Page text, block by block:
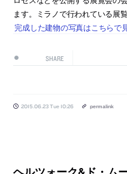
ます。ミラノで行われている展覧
完成した建物の写真はこちらで
SHARE
2015.06.23 Tue 10:26 permalink